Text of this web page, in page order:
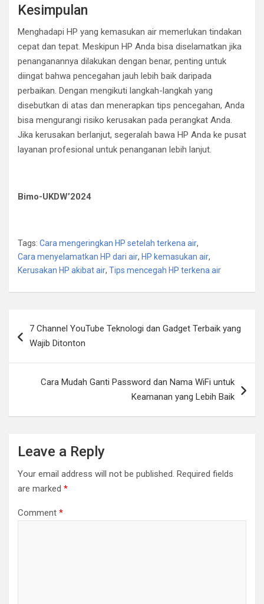
Kesimpulan
Menghadapi HP yang kemasukan air memerlukan tindakan
cepat dan tepat. Meskipun HP Anda bisa diselamatkan jika
penanganannya dilakukan dengan benar, penting untuk
diingat bahwa pencegahan jauh lebih baik daripada
perbaikan. Dengan mengikuti langkah-langkah yang
disebutkan di atas dan menerapkan tips pencegahan, Anda
bisa mengurangi risiko kerusakan pada perangkat Anda.
Jika kerusakan berlanjut, segeralah bawa HP Anda ke pusat
layanan profesional untuk penanganan lebih lanjut.
Bimo-UKDW’2024
Tags: Cara mengeringkan HP setelah terkena air,
Cara menyelamatkan HP dari air, HP kemasukan air,
Kerusakan HP akibat air, Tips mencegah HP terkena air
navigation
7 Channel YouTube Teknologi dan Gadget Terbaik yang
Wajib Ditonton
Cara Mudah Ganti Password dan Nama WiFi untuk
Keamanan yang Lebih Baik
Leave a Reply
Your email address will not be published. Required fields
are marked *
Comment *